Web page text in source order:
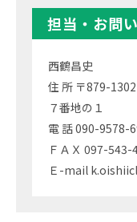
担当・お問
西鶴昌史
住 所 〒879-
７番地の１
電 話 090-9578-
ＦＡＸ 097-543-
Ｅ-mail